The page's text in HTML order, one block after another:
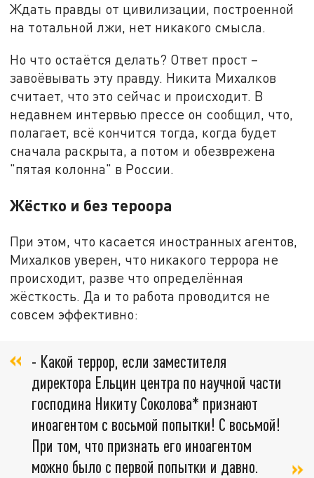
Ждать правды от цивилизации, построенной
на тотальной лжи, нет никакого смысла.
Но что остаётся делать? Ответ прост –
завоёвывать эту правду. Никита Михалков
считает, что это сейчас и происходит. В
недавнем интервью прессе он сообщил, что,
полагает, всё кончится тогда, когда будет
сначала раскрыта, а потом и обезврежена
"пятая колонна" в России.
Жёстко и без тероора
При этом, что касается иностранных агентов,
Михалков уверен, что никакого террора не
происходит, разве что определённая
жёсткость. Да и то работа проводится не
совсем эффективно:
- Какой террор, если заместителя
директора Ельцин центра по научной части
господина Никиту Соколова* признают
иноагентом с восьмой попытки! С восьмой!
При том, что признать его иноагентом
можно было с первой попытки и давно.